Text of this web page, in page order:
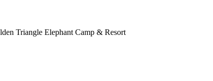
Triangle Elephant Camp & Resort